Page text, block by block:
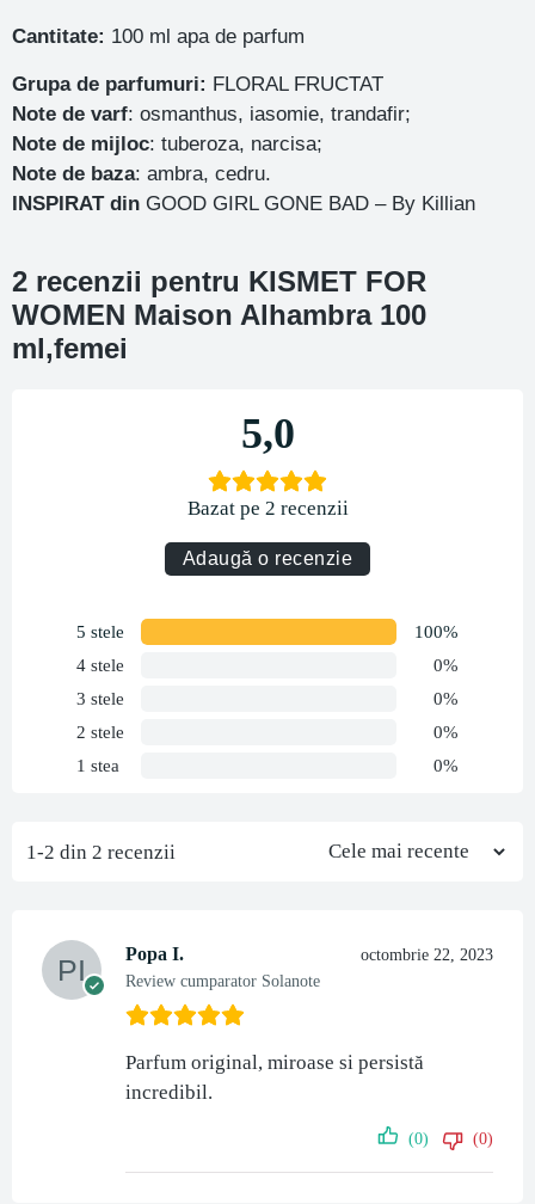
Cantitate: 100 ml apa de parfum
Grupa de parfumuri: FLORAL FRUCTAT
Note de varf: osmanthus, iasomie, trandafir;
Note de mijloc: tuberoza, narcisa;
Note de baza: ambra, cedru.
INSPIRAT din GOOD GIRL GONE BAD – By Killian
2 recenzii pentru KISMET FOR
WOMEN Maison Alhambra 100
ml,femei
5,0
Bazat pe 2 recenzii
Adaugă o recenzie
5 stele
100%
4 stele
0%
3 stele
0%
2 stele
0%
1 stea
0%
1-2 din 2 recenzii
Popa I.
Review cumparator Solanote
octombrie 22, 2023
Parfum original, miroase si persistă
incredibil.
(0) (0)